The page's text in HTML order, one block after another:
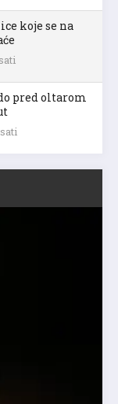
koje se na
pred oltarom